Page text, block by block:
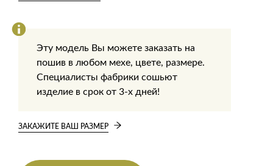
Эту модель Вы можете заказать на
пошив в любом мехе, цвете, размере.
Специалисты фабрики сошьют
изделие в срок от 3-х дней!
ЗАКАЖИТЕ ВАШ РАЗМЕР